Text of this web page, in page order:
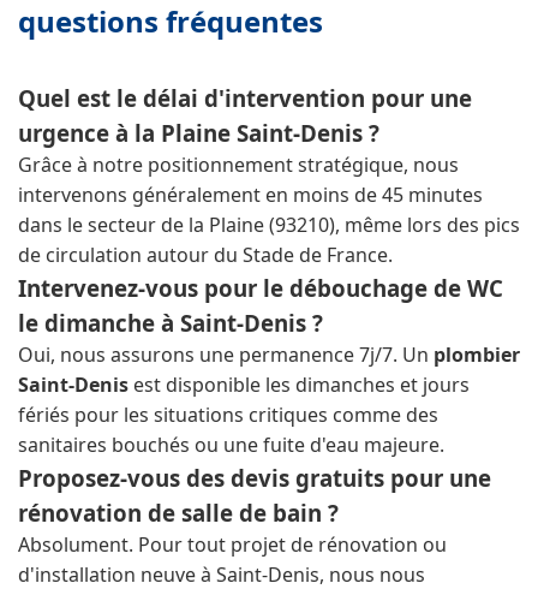
questions fréquentes
Quel est le délai d'intervention pour une
urgence à la Plaine Saint-Denis ?
Grâce à notre positionnement stratégique, nous
intervenons généralement en moins de 45 minutes
dans le secteur de la Plaine (93210), même lors des pics
de circulation autour du Stade de France.
Intervenez-vous pour le débouchage de WC
le dimanche à Saint-Denis ?
Oui, nous assurons une permanence 7j/7. Un plombier
Saint-Denis est disponible les dimanches et jours
fériés pour les situations critiques comme des
sanitaires bouchés ou une fuite d'eau majeure.
Proposez-vous des devis gratuits pour une
rénovation de salle de bain ?
Absolument. Pour tout projet de rénovation ou
d'installation neuve à Saint-Denis, nous nous